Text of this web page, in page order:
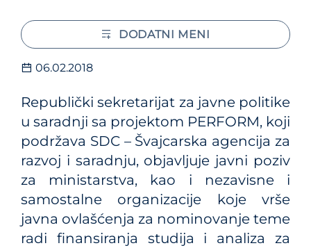
06.02.2018
Republički sekretarijat za javne politike
u saradnji sa projektom PERFORM, koji
podržava SDC – Švajcarska agencija za
razvoj i saradnju, objavljuje javni poziv
za ministarstva, kao i nezavisne i
samostalne organizacije koje vrše
javna ovlašćenja za nominovanje teme
radi finansiranja studija i analiza za
DODATNI MENI